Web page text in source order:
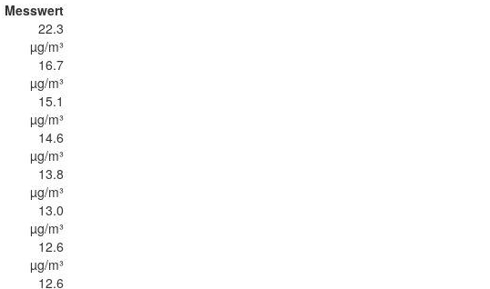
Messwert
22.3
µg/m³
16.7
µg/m³
15.1
µg/m³
14.6
µg/m³
13.8
µg/m³
13.0
µg/m³
12.6
µg/m³
12.6